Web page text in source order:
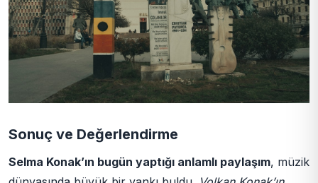
Sonuç ve Değerlendirme
Selma Konak’ın bugün yaptığı anlamlı paylaşım, müzik